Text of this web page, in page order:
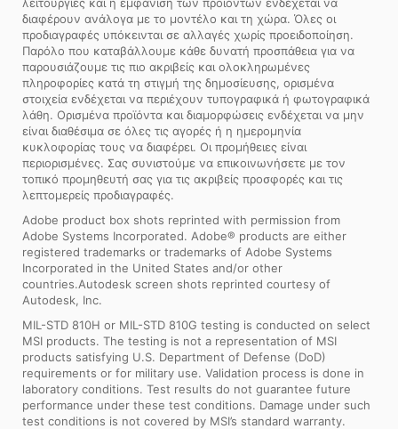
διαφέρουν ανάλογα με το μοντέλο και τη χώρα. Όλες οι
προδιαγραφές υπόκεινται σε αλλαγές χωρίς προειδοποίηση.
Παρόλο που καταβάλλουμε κάθε δυνατή προσπάθεια για να
παρουσιάζουμε τις πιο ακριβείς και ολοκληρωμένες
πληροφορίες κατά τη στιγμή της δημοσίευσης, ορισμένα
στοιχεία ενδέχεται να περιέχουν τυπογραφικά ή φωτογραφικά
λάθη. Ορισμένα προϊόντα και διαμορφώσεις ενδέχεται να μην
είναι διαθέσιμα σε όλες τις αγορές ή η ημερομηνία
κυκλοφορίας τους να διαφέρει. Οι προμήθειες είναι
περιορισμένες. Σας συνιστούμε να επικοινωνήσετε με τον
τοπικό προμηθευτή σας για τις ακριβείς προσφορές και τις
λεπτομερείς προδιαγραφές.
Adobe product box shots reprinted with permission from
Adobe Systems Incorporated. Adobe® products are either
registered trademarks or trademarks of Adobe Systems
Incorporated in the United States and/or other
countries.Autodesk screen shots reprinted courtesy of
Autodesk, Inc.
MIL-STD 810H or MIL-STD 810G testing is conducted on select
MSI products. The testing is not a representation of MSI
products satisfying U.S. Department of Defense (DoD)
requirements or for military use. Validation process is done in
laboratory conditions. Test results do not guarantee future
performance under these test conditions. Damage under such
test conditions is not covered by MSI’s standard warranty.